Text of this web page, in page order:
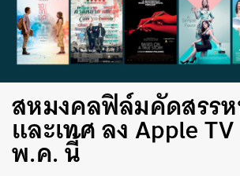
สหมงคลฟิล์มคัดสรร
และเทศ ลง Apple
พ.ค. นี้